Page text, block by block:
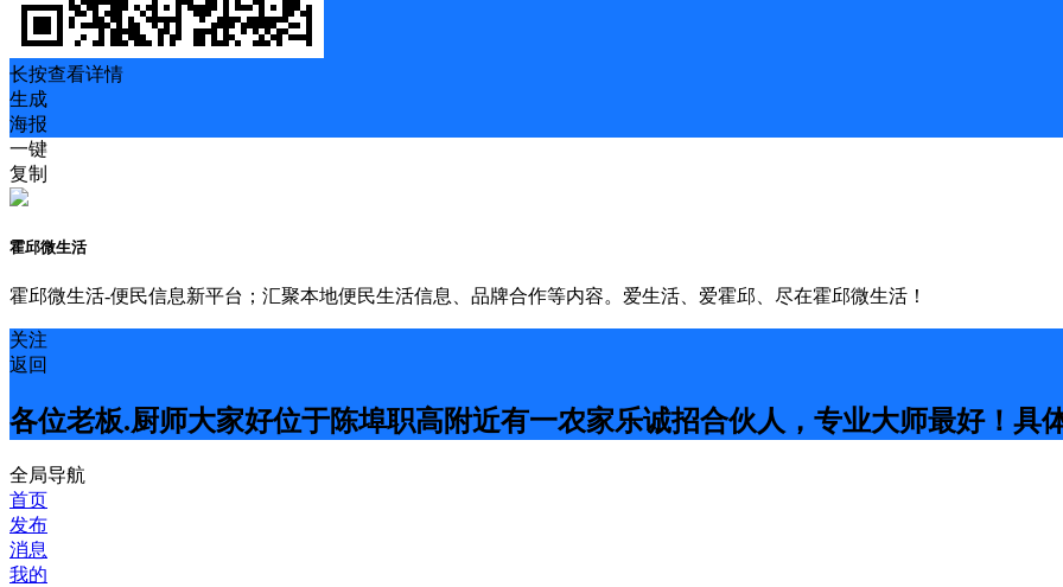
长按查看详情
生成
海报
一键
复制
霍邱微生活
霍邱微生活-便民信息新平台；汇聚本地便民生活信息、品牌合作等内容。爱生活、爱霍邱、尽在霍邱微生活！
关注
返回
各位老板.厨师大家好位于陈埠职高附近有一农家乐诚招合伙人，专业大师最好！具
全局导航
首页
发布
消息
我的